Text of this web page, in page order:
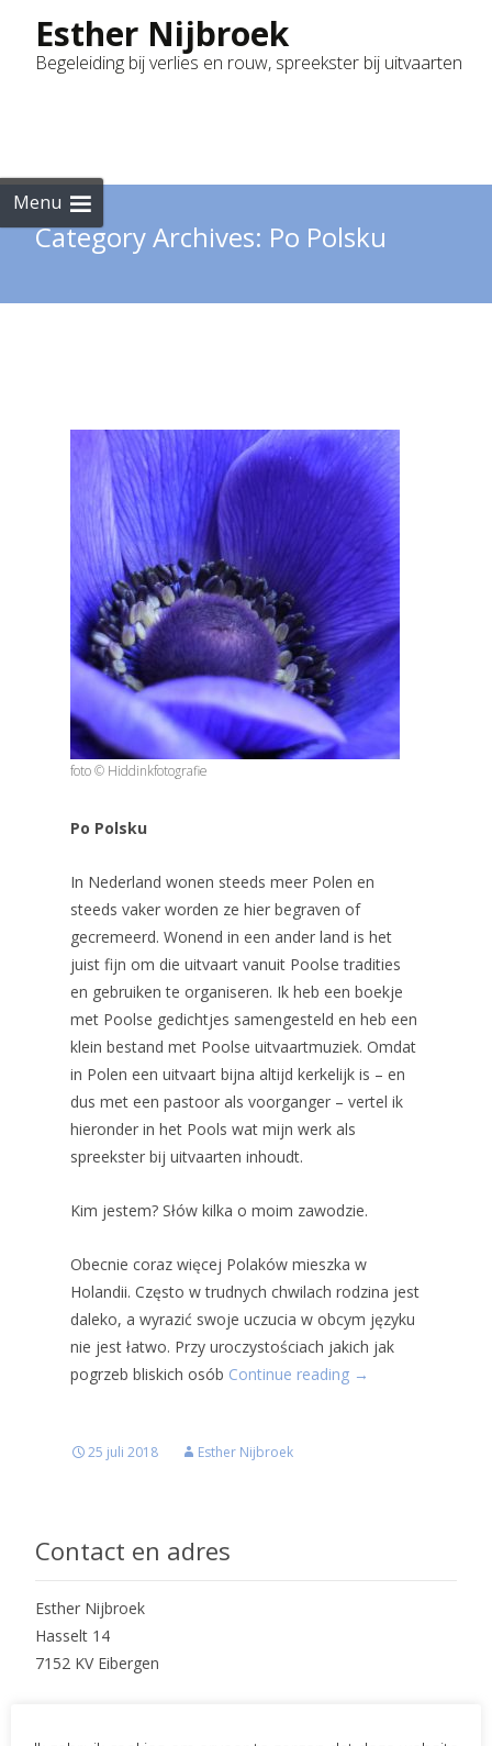
Esther Nijbroek
Begeleiding bij verlies en rouw, spreekster bij uitvaarten
Menu
Category Archives: Po Polsku
foto © Hiddinkfotografie
Po Polsku
In Nederland wonen steeds meer Polen en
steeds vaker worden ze hier begraven of
gecremeerd. Wonend in een ander land is het
juist fijn om die uitvaart vanuit Poolse tradities
en gebruiken te organiseren. Ik heb een boekje
met Poolse gedichtjes samengesteld en heb een
klein bestand met Poolse uitvaartmuziek. Omdat
in Polen een uitvaart bijna altijd kerkelijk is – en
dus met een pastoor als voorganger – vertel ik
hieronder in het Pools wat mijn werk als
spreekster bij uitvaarten inhoudt.
Kim jestem? Słów kilka o moim zawodzie.
Obecnie coraz więcej Polaków mieszka w
Holandii. Często w trudnych chwilach rodzina jest
daleko, a wyrazić swoje uczucia w obcym języku
nie jest łatwo. Przy uroczystościach jakich jak
pogrzeb bliskich osób Continue reading →
25 juli 2018 Esther Nijbroek
Contact en adres
Esther Nijbroek
Hasselt 14
7152 KV Eibergen